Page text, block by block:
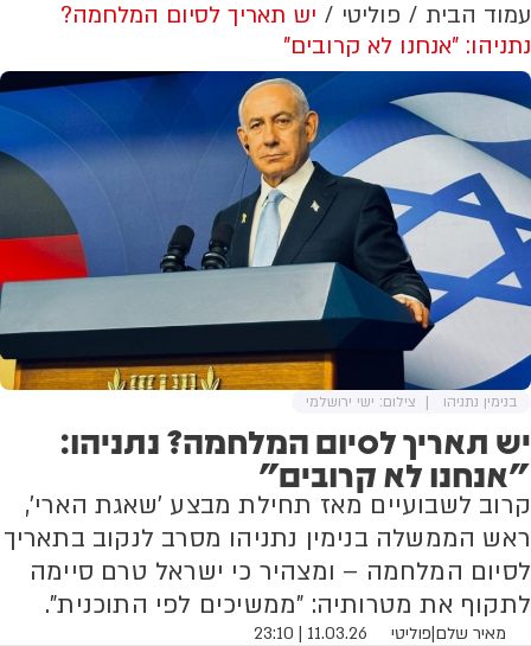
עמוד הבית פוליטי
יש תאריך לסיום המלחמה?
נתניהו: "אנחנו לא קרובים"
יש תאריך לסיום המלחמה? נתניהו:
"אנחנו לא קרובים"
קרוב לשבועיים מאז תחילת מבצע 'שאגת הארי',
ראש הממשלה בנימין נתניהו מסרב לנקוב בתאריך
לסיום המלחמה – ומצהיר כי ישראל טרם סיימה
לתקוף את מטרותיה: "ממשיכים לפי התוכנית".
מאיר שלם|פוליטי 11.03.26 | 23:10
בנימין נתניהו צילום: ישי ירושלמי